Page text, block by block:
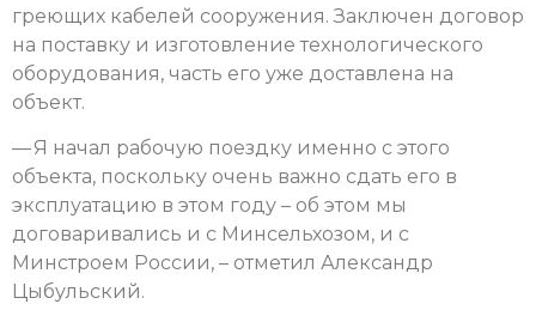
греющих кабелей сооружения. Заключен договор
на поставку и изготовление технологического
оборудования, часть его уже доставлена на
объект.
— Я начал рабочую поездку именно с этого
объекта, поскольку очень важно сдать его в
эксплуатацию в этом году – об этом мы
договаривались и с Минсельхозом, и с
Минстроем России, – отметил Александр
Цыбульский.